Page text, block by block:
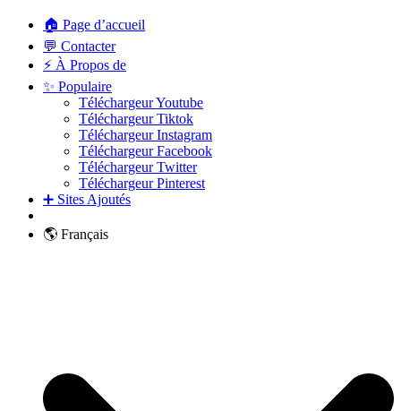
🏠 Page d’accueil
💬 Contacter
⚡ À Propos de
✨ Populaire
Téléchargeur Youtube
Téléchargeur Tiktok
Téléchargeur Instagram
Téléchargeur Facebook
Téléchargeur Twitter
Téléchargeur Pinterest
➕ Sites Ajoutés
🌎 Français